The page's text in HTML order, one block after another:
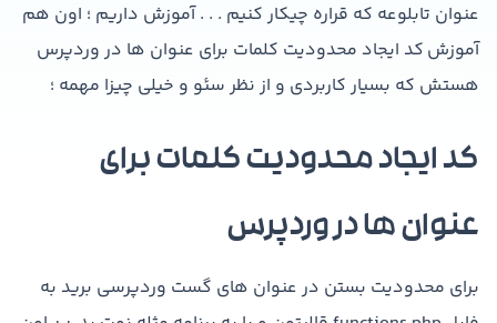
عنوان تابلوعه که قراره چیکار کنیم . . . آموزش داریم ؛ اون هم
آموزش کد ایجاد محدودیت کلمات برای عنوان ها در وردپرس
هستش که بسیار کاربردی و از نظر سئو و خیلی چیزا مهمه ؛
کد ایجاد محدودیت کلمات برای
عنوان ها در وردپرس
برای محدودیت بستن در عنوان های گست وردپرسی برید به